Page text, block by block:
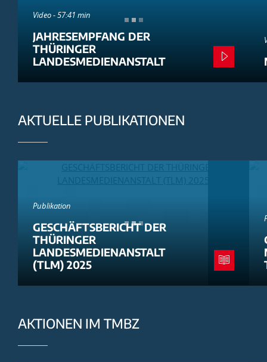
Video - 57:41 min
JAHRESEMPFANG DER
THÜRINGER
LANDESMEDIENANSTALT
AKTUELLE PUBLIKATIONEN
Publikation
GESCHÄFTSBERICHT DER
THÜRINGER
LANDESMEDIENANSTALT
(TLM) 2025
AKTIONEN IM TMBZ